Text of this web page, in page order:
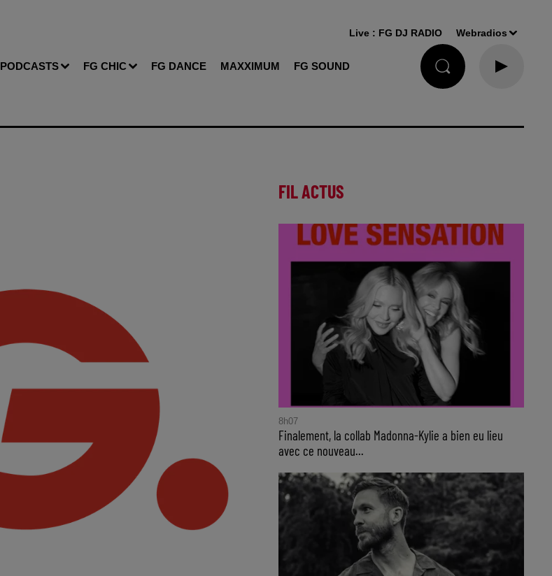
PODCASTS FG CHIC FG DANCE MAXXIMUM FG SOUND
Live : FG DJ RADIO Webradios
FIL ACTUS
8h07
Finalement, la collab Madonna-Kylie a bien eu lieu
avec ce nouveau...